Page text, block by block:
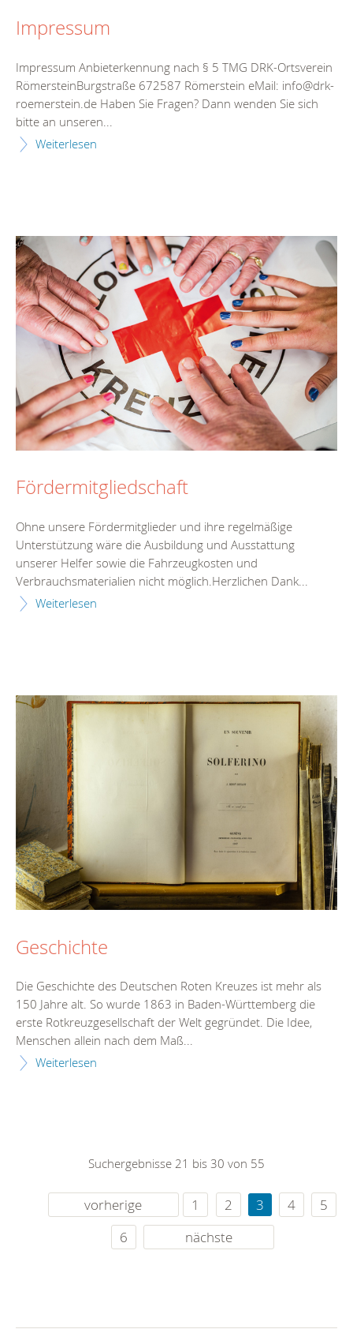
Impressum
Impressum Anbieterkennung nach § 5 TMG DRK-Ortsverein
RömersteinBurgstraße 672587 Römerstein eMail: info@drk-
roemerstein.de Haben Sie Fragen? Dann wenden Sie sich
bitte an unseren...
Weiterlesen
Fördermitgliedschaft
Ohne unsere Fördermitglieder und ihre regelmäßige
Unterstützung wäre die Ausbildung und Ausstattung
unserer Helfer sowie die Fahrzeugkosten und
Verbrauchsmaterialien nicht möglich.Herzlichen Dank...
Weiterlesen
Geschichte
Die Geschichte des Deutschen Roten Kreuzes ist mehr als
150 Jahre alt. So wurde 1863 in Baden-Württemberg die
erste Rotkreuzgesellschaft der Welt gegründet. Die Idee,
Menschen allein nach dem Maß...
Weiterlesen
Suchergebnisse 21 bis 30 von 55
vorherige 1 2 3 4
5
6
nächste